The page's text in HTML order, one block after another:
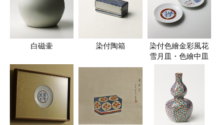
白磁壷 染付陶箱
染付色繪金彩風花
雪月皿・色繪中皿